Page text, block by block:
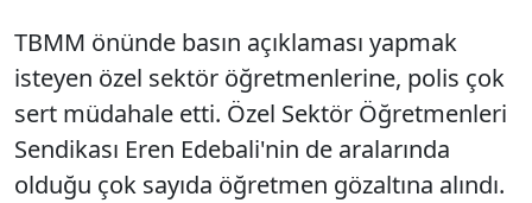
TBMM önünde basın açıklaması yapmak
isteyen özel sektör öğretmenlerine, polis çok
sert müdahale etti. Özel Sektör Öğretmenleri
Sendikası Eren Edebali'nin de aralarında
olduğu çok sayıda öğretmen gözaltına alındı.